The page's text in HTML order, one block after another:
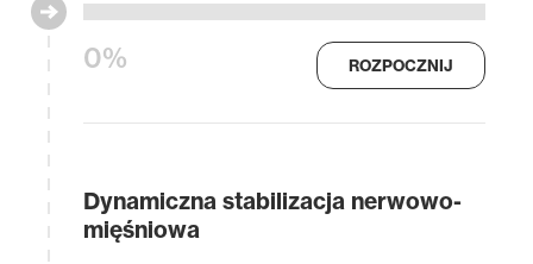
0% ROZPOCZNIJ
Dynamiczna stabilizacja nerwowo-
mięśniowa